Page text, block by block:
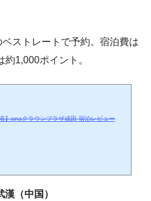
ルーム予約価格：25,500円（朝食な…
ストレートで予約。宿泊費は
1,000ポイント。
anaクラウンプラザ成田-宿泊レビュー
（中国）